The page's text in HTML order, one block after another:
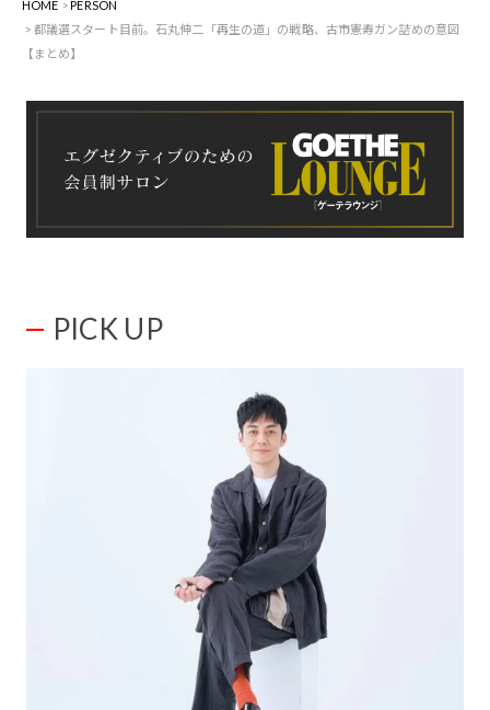
HOME
PERSON
都議選スタート目前。石丸伸二「再生の道」の戦略、古市憲寿ガン詰めの意図
【まとめ】
PICK UP